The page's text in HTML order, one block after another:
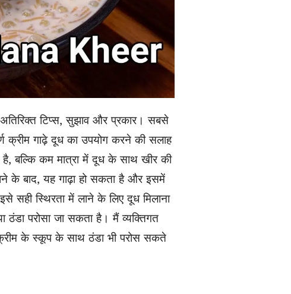
टिप्स, सुझाव और प्रकार। सबसे
क्रीम गाढ़े दूध का उपयोग करने की सलाह
बल्कि कम मात्रा में दूध के साथ खीर की
के बाद, यह गाढ़ा हो सकता है और इसमें
स्थिरता में लाने के लिए दूध मिलाना
परोसा जा सकता है। मैं व्यक्तिगत
के स्कूप के साथ ठंडा भी परोस सकते